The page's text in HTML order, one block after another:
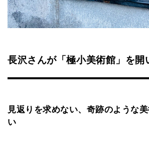
長沢さんが「極小美術館」を開
見返りを求めない、奇跡のような
い